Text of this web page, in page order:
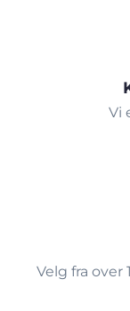
Vi
Velg fra over